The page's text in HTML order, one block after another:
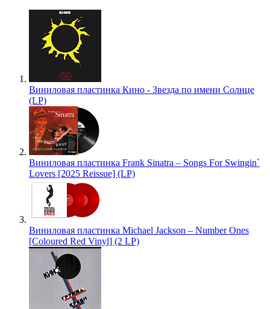
Виниловая пластинка Кино - Звезда по имени Солнце
(LP)
Виниловая пластинка Frank Sinatra – Songs For Swingin`
Lovers [2025 Reissue] (LP)
Виниловая пластинка Michael Jackson – Number Ones
[Coloured Red Vinyl] (2 LP)